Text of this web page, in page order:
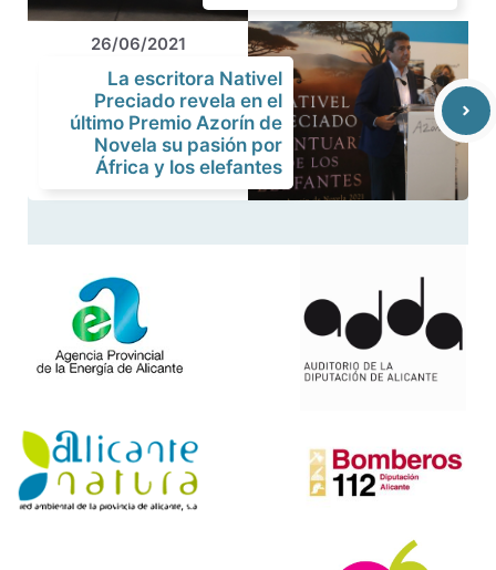
26/06/2021
La escritora Nativel
Preciado revela en el
último Premio Azorín de
Novela su pasión por
África y los elefantes